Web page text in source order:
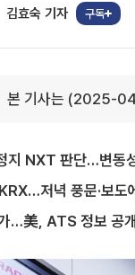
김효숙 기자 구독
본 기사는 (2025-
지 NXT 판단…변동
저녁 풍문·보도
…美, ATS 정보 공